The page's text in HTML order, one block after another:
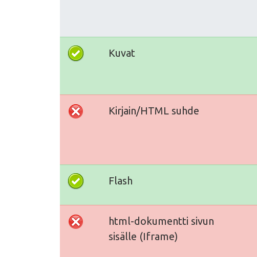
Kuvat
Kirjain/HTML suhde
Flash
html-dokumentti sivun
sisälle (Iframe)